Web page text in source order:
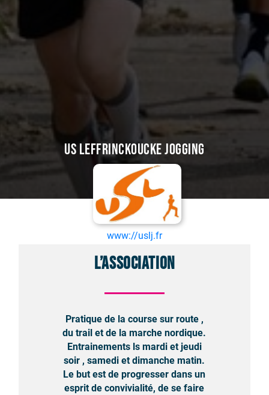
US Leffrinckoucke Jogging
www://uslj.fr
L’association
Pratique de la course sur route ,
du trail et de la marche nordique.
Entrainements ls mardi et jeudi
soir , samedi et dimanche matin.
Le but est de progresser dans un
esprit de convivialité, de se faire